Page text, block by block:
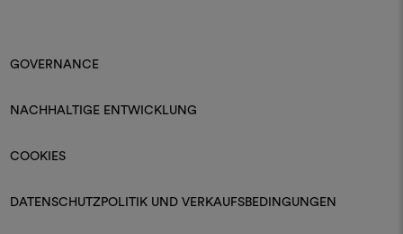
GOVERNANCE
NACHHALTIGE ENTWICKLUNG
COOKIES
DATENSCHUTZPOLITIK UND VERKAUFSBEDINGUNGEN